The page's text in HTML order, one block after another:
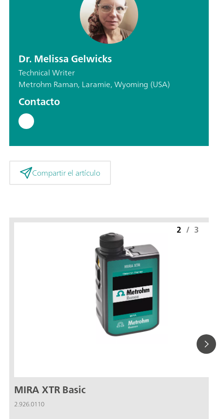
Dr. Melissa Gelwicks
Technical Writer
Metrohm Raman, Laramie, Wyoming (USA)
Contacto
Compartir el artículo
MIRA XTR Basic
2.926.0110
2 / 3